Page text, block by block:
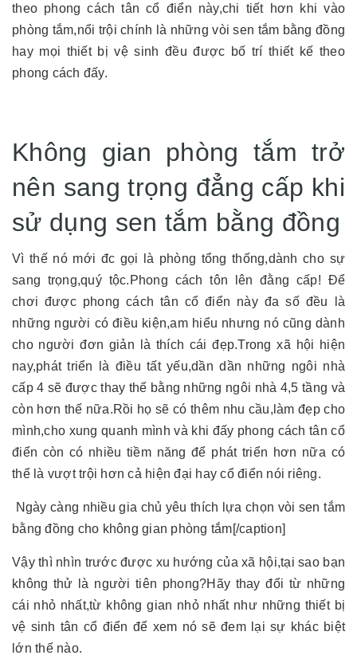
theo phong cách tân cổ điển này,chi tiết hơn khi vào
phòng tắm,nổi trội chính là những vòi sen tắm bằng đồng
hay mọi thiết bị vệ sinh đều được bố trí thiết kế theo
phong cách đấy.
Không gian phòng tắm trở
nên sang trọng đẳng cấp khi
sử dụng sen tắm bằng đồng
Vì thế nó mới đc gọi là phòng tổng thống,dành cho sự
sang trọng,quý tộc.Phong cách tôn lên đằng cấp! Để
chơi được phong cách tân cổ điển này đa số đều là
những người có điều kiện,am hiểu nhưng nó cũng dành
cho người đơn giản là thích cái đẹp.Trong xã hội hiện
nay,phát triển là điều tất yếu,dần dần những ngôi nhà
cấp 4 sẽ được thay thế bằng những ngôi nhà 4,5 tầng và
còn hơn thế nữa.Rồi họ sẽ có thêm nhu cầu,làm đẹp cho
mình,cho xung quanh mình và khi đấy phong cách tân cổ
điển còn có nhiều tiềm năng để phát triển hơn nữa có
thể là vượt trội hơn cả hiện đại hay cổ điển nói riêng.
Ngày càng nhiều gia chủ yêu thích lựa chọn vòi sen tắm
bằng đồng cho không gian phòng tắm[/caption]
Vậy thì nhìn trước được xu hướng của xã hội,tại sao bạn
không thử là người tiên phong?Hãy thay đổi từ những
cái nhỏ nhất,từ không gian nhỏ nhất như những thiết bị
vệ sinh tân cổ điển để xem nó sẽ đem lại sự khác biệt
lớn thế nào.